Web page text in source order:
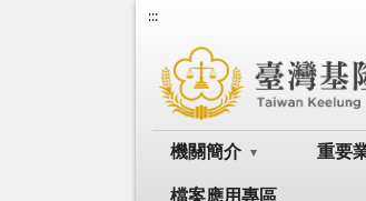
:::
機關簡介 重要
檔案應用專區